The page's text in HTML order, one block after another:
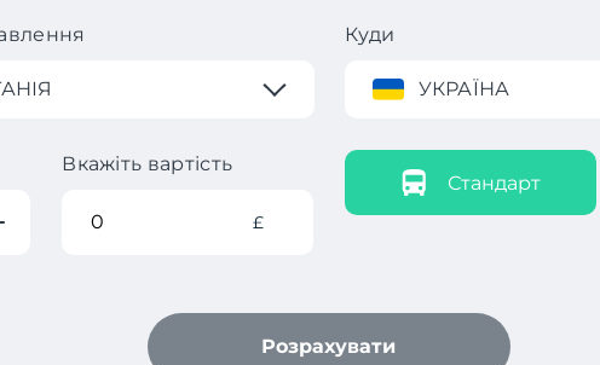
Куди
УКРАЇНА
Вкажіть вартість
£
Стандарт
Розрахувати